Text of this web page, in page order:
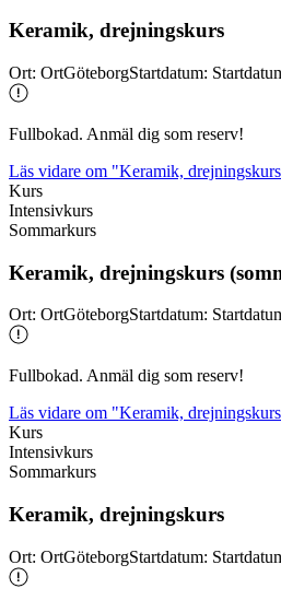
Keramik, drejningskurs
Ort: OrtGöteborgStartdatum:
Fullbokad. Anmäl dig som reserv!
Läs vidare om "Keramik,
Kurs
Intensivkurs
Sommarkurs
Keramik, drejningskurs
Ort: OrtGöteborgStartdatum:
Fullbokad. Anmäl dig som reserv!
Läs vidare om "Keramik,
Kurs
Intensivkurs
Sommarkurs
Keramik, drejningskurs
Ort: OrtGöteborgStartdatum: